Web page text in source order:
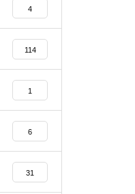
4
114
1
6
31